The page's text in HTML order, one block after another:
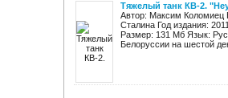
Тяжелый танк КВ-2.
Автор: Максим Коломиец
Сталина Год издания:
Размер: 131 Мб Язык:
Белоруссии на шестой